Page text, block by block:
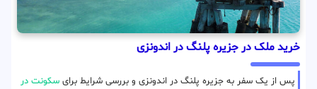
خرید ملک در جزیره پلنگ در اندونزی
پس از یک سفر به جزیره پلنگ در اندونزی و بررسی شرایط برای سکونت در